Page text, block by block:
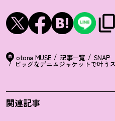
otona MUSE 記事一覧 SNAP
ビッグなデニムジャケットで叶う
関連記事